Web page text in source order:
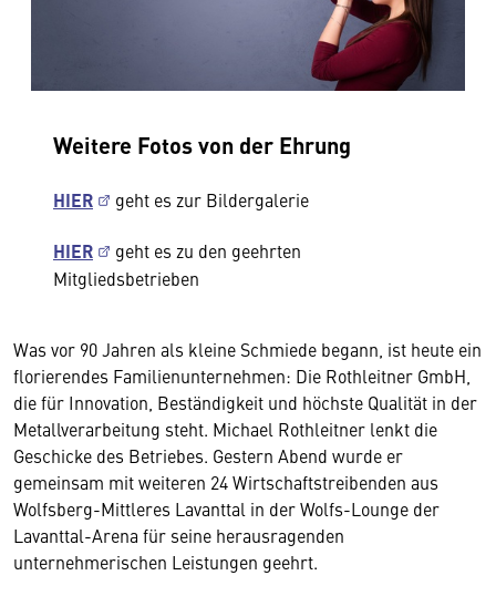
Weitere Fotos von der Ehrung
HIER geht es zur Bildergalerie
HIER
geht es zu den geehrten
Mitgliedsbetrieben
Was vor 90 Jahren als kleine Schmiede begann, ist heute ein
florierendes Familienunternehmen: Die Rothleitner GmbH,
die für Innovation, Beständigkeit und höchste Qualität in der
Metallverarbeitung steht. Michael Rothleitner lenkt die
Geschicke des Betriebes. Gestern Abend wurde er
gemeinsam mit weiteren 24 Wirtschaftstreibenden aus
Wolfsberg-Mittleres Lavanttal in der Wolfs-Lounge der
Lavanttal-Arena für seine herausragenden
unternehmerischen Leistungen geehrt.